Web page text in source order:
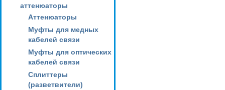
аттенюаторы
Аттенюаторы
Муфты для медных
кабелей связи
Муфты для оптических
кабелей связи
Сплиттеры
(разветвители)